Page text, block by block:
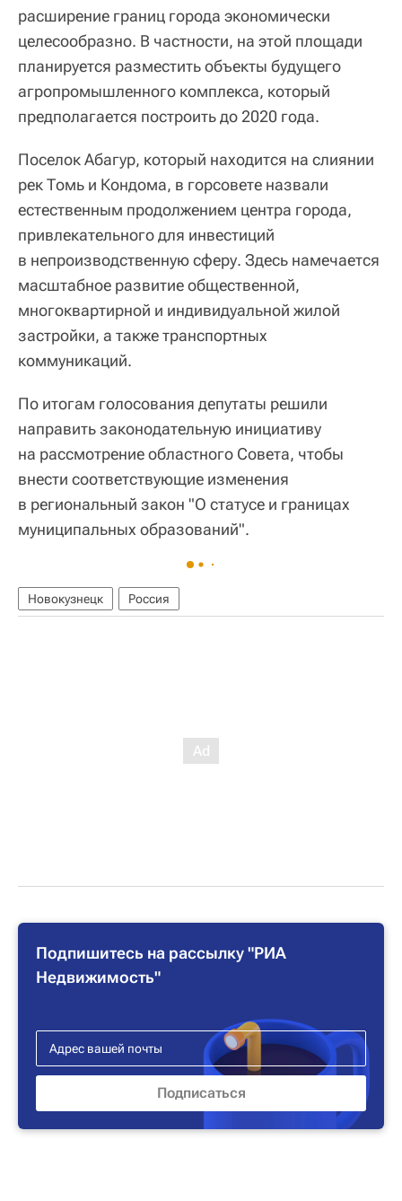
расширение границ города экономически
целесообразно. В частности, на этой площади
планируется разместить объекты будущего
агропромышленного комплекса, который
предполагается построить до 2020 года.
Поселок Абагур, который находится на слиянии
рек Томь и Кондома, в горсовете назвали
естественным продолжением центра города,
привлекательного для инвестиций
в непроизводственную сферу. Здесь намечается
масштабное развитие общественной,
многоквартирной и индивидуальной жилой
застройки, а также транспортных
коммуникаций.
По итогам голосования депутаты решили
направить законодательную инициативу
на рассмотрение областного Совета, чтобы
внести соответствующие изменения
в региональный закон "О статусе и границах
муниципальных образований".
Новокузнецк Россия
Подпишитесь на рассылку "РИА
Недвижимость"